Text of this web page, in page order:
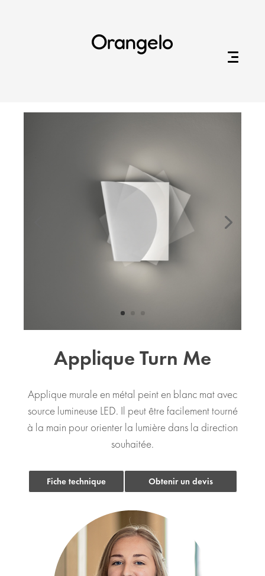
Orangelo
Applique Turn Me
Applique murale en métal peint en blanc mat avec
source lumineuse LED. Il peut être facilement tourné
à la main pour orienter la lumière dans la direction
souhaitée.
Fiche technique Obtenir un devis